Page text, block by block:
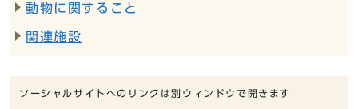
動物に関すること
関連施設
ソーシャルサイトへのリンクは別ウィンドウで開きます